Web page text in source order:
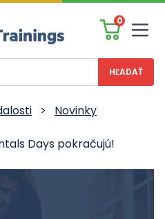
0
>
Novinky
Days pokračujú!